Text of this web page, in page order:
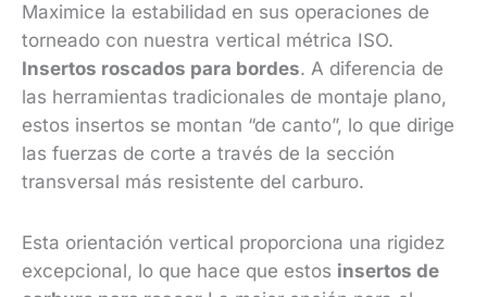
Maximice la estabilidad en sus operaciones de
torneado con nuestra vertical métrica ISO.
Insertos roscados para bordes. A diferencia de
las herramientas tradicionales de montaje plano,
estos insertos se montan “de canto”, lo que dirige
las fuerzas de corte a través de la sección
transversal más resistente del carburo.
Esta orientación vertical proporciona una rigidez
excepcional, lo que hace que estos insertos de